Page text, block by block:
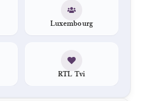
Luxembourg
RTL Tvi